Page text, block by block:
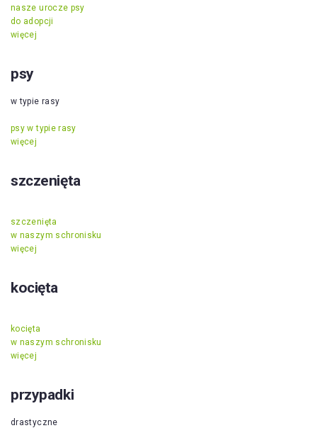
nasze urocze psy
do adopcji
więcej
psy
w typie rasy
psy w typie rasy
więcej
szczenięta
szczenięta
w naszym schronisku
więcej
kocięta
kocięta
w naszym schronisku
więcej
przypadki
drastyczne